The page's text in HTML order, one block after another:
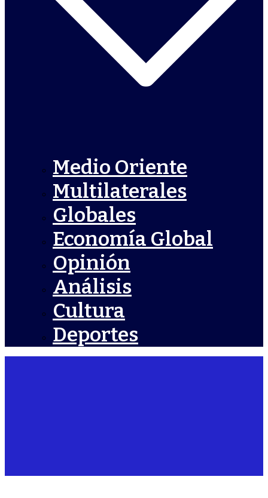
Medio Oriente
Multilaterales
Globales
Economía Global
Opinión
Análisis
Cultura
Deportes